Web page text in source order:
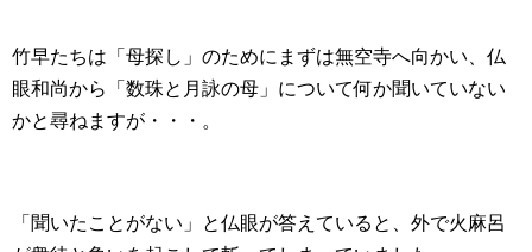
竹早たちは「母探し」のためにまずは無空寺へ向かい、仏
眼和尚から「数珠と月詠の母」について何か聞いていない
かと尋ねますが・・・。
「聞いたことがない」と仏眼が答えていると、外で火麻呂